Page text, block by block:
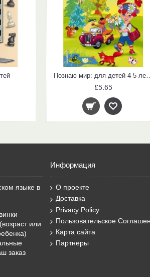
Познаю мир: для детей
£5.65
языке в
или
заказ
Информация
О проекте
Доставка
Privacy Policy
Пользовательское
Карта сайта
Партнеры